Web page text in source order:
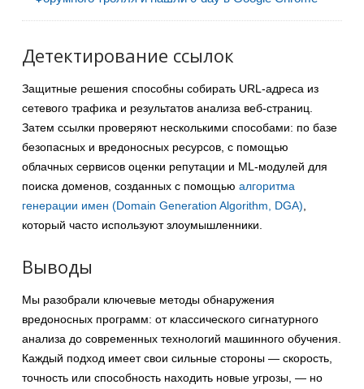
Детектирование ссылок
Защитные решения способны собирать URL-адреса из
сетевого трафика и результатов анализа веб-страниц.
Затем ссылки проверяют несколькими способами: по базе
безопасных и вредоносных ресурсов, с помощью
облачных сервисов оценки репутации и ML-модулей для
поиска доменов, созданных с помощью алгоритма
генерации имен (Domain Generation Algorithm, DGA)
который часто используют злоумышленники.
Выводы
Мы разобрали ключевые методы обнаружения
вредоносных программ: от классического сигнатурного
анализа до современных технологий машинного обучения.
Каждый подход имеет свои сильные стороны — скорость,
точность или способность находить новые угрозы, — но